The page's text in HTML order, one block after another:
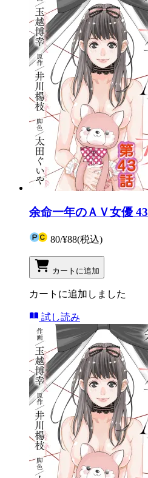
余命一年のＡＶ女優 43
80/¥88(税込)
カートに追加
カートに追加しました
試し読み